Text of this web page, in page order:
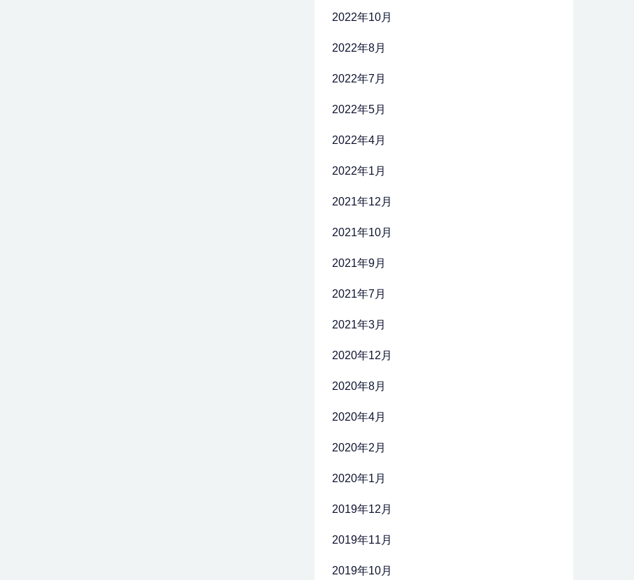
2022年10月
2022年8月
2022年7月
2022年5月
2022年4月
2022年1月
2021年12月
2021年10月
2021年9月
2021年7月
2021年3月
2020年12月
2020年8月
2020年4月
2020年2月
2020年1月
2019年12月
2019年11月
2019年10月